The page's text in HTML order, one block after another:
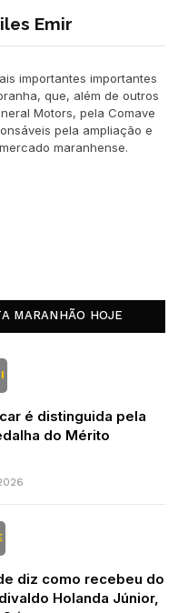
Emir
importantes importantes
que, além de outros
Motors, pela Comave
pela ampliação e
maranhense.
MARANHÃO HOJE
é distinguida pela
do Mérito
diz como recebeu do
Holanda Júnior,